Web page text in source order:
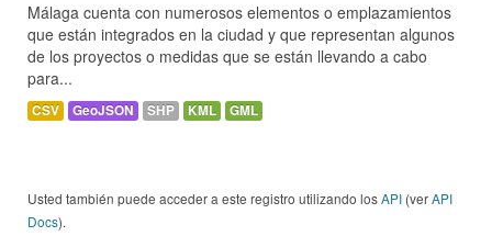
Málaga cuenta con numerosos elementos o emplazamientos
que están integrados en la ciudad y que representan algunos
de los proyectos o medidas que se están llevando a cabo
para...
CSV GeoJSON SHP KML GML
Usted también puede acceder a este registro utilizando losAPI (verAPI
Docs).